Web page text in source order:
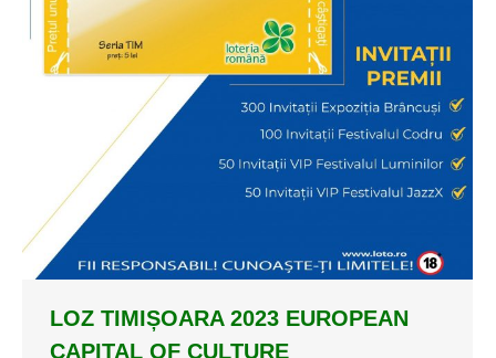
LOZ TIMIȘOARA 2023 EUROPEAN
CAPITAL OF CULTURE